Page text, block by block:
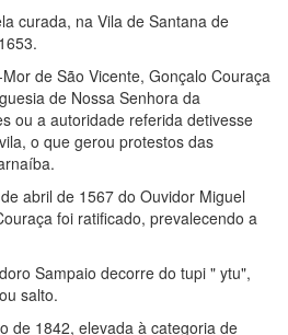
curada, na Vila de Santana de
de São Vicente, Gonçalo Couraça
de Nossa Senhora da
ou a autoridade referida detivesse
o que gerou protestos das
abril de 1567 do Ouvidor Miguel
foi ratificado, prevalecendo a
Sampaio decorre do tupi " ytu",
salto.
de 1842, elevada à categoria de